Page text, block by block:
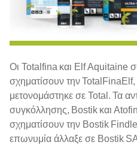
Οι Totalfina και Elf Aquitaine
σχηματίσουν την
μετονομάστηκε σε Total. Τα
συγκόλλησης, Bostik και
σχηματίσουν την Bostik
επωνυμία άλλαξε σε Bostik